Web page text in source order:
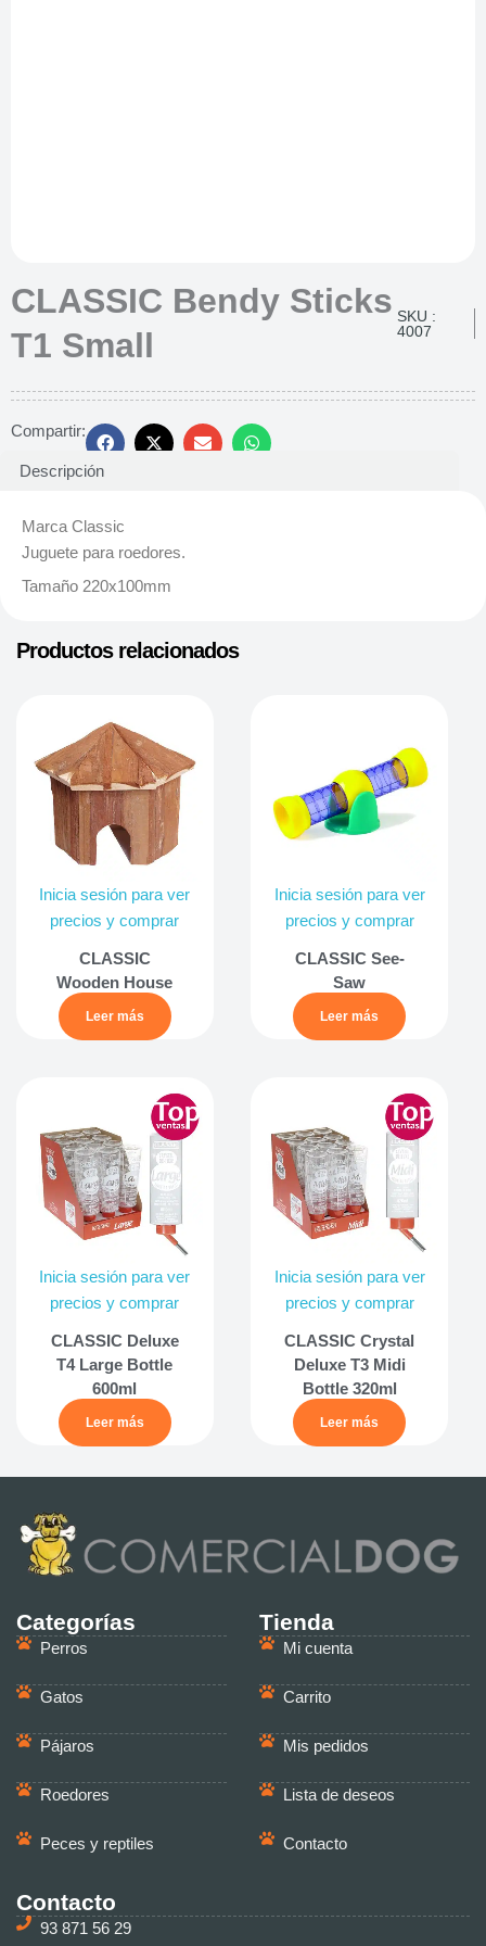
CLASSIC Bendy Sticks
T1 Small
SKU :
4007
Compartir:
Descripción
Marca Classic
Juguete para roedores.
Tamaño 220x100mm
Productos relacionados
Inicia sesión para ver
precios y comprar
CLASSIC
Wooden House
Leer más
Inicia sesión para ver
precios y comprar
CLASSIC See-
Saw
Leer más
Inicia sesión para ver
precios y comprar
CLASSIC Deluxe
T4 Large Bottle
600ml
Leer más
Inicia sesión para ver
precios y comprar
CLASSIC Crystal
Deluxe T3 Midi
Bottle 320ml
Leer más
Categorías
Perros
Gatos
Pájaros
Roedores
Peces y reptiles
Tienda
Mi cuenta
Carrito
Mis pedidos
Lista de deseos
Contacto
Contacto
93 871 56 29